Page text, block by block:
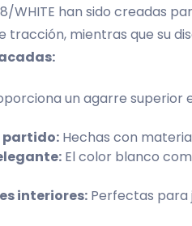
WHITE han sido creadas
tracción, mientras que su
un agarre superior
partido: Hechas con
El color blanco
interiores: Perfectas para